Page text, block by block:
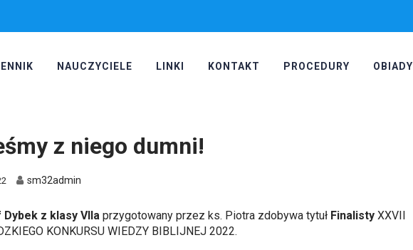
NAUCZYCIELE LINKI KONTAKT PROCEDURY OBIADY
z niego dumni!
sm32admin
z klasy VIIa przygotowany przez ks. Piotra zdobywa tytuł Finalisty XXVII
KONKURSU WIEDZY BIBLIJNEJ 2022.